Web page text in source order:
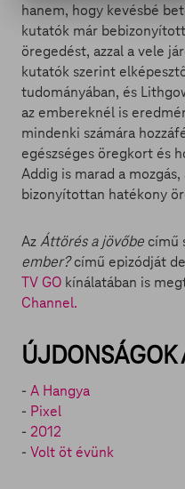
hanem, hogy kevésbé
kutatók már
öregedést, azzal a vele
kutatók szerint
tudományában, és
az embereknél is
mindenki számára
egészséges öregkort és
Addig is marad a
bizonyítottan hatékony
AzÁttörés a jövőbe című
ember?című epizódját
TV GO kínálatában is
Channel.
ÚJDONSÁGOK
- A Hangya
- Pixel
- 2012
- Volt öt évünk